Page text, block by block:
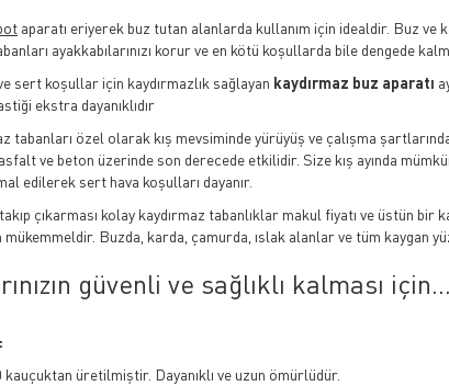
aparatı eriyerek buz tutan alanlarda kullanım için idealdir. Buz ve
ayakkabılarınızı korur ve en kötü koşullarda bile dengede
ve sert koşullar için kaydırmazlık sağlayan kaydırmaz buz aparatı
ekstra dayanıklıdır
tabanları özel olarak kış mevsiminde yürüyüş ve çalışma
ve beton üzerinde son derecede etkilidir. Size kış ayında
edilerek sert hava koşulları dayanır.
takıp çıkarması kolay kaydırmaz tabanlıklar makul fiyatı ve üstün
mükemmeldir. Buzda, karda, çamurda, ıslak alanlar ve tüm kaygan
güvenli ve sağlıklı kalması için...
kauçuktan üretilmiştir. Dayanıklı ve uzun ömürlüdür.